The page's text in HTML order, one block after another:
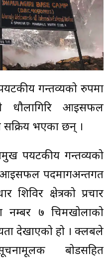
गन्तव्यको रुपमा
धौलागिरि आइसफल
सक्रिय भएका छन् ।
पर्यटकीय गन्तव्यको
आइसफल पदमार्गअन्तर्गत
शिविर क्षेत्रको प्रचार
नम्बर ७ चिमखोलाको
देखाएको हो । क्लबले
बोर्डसहित